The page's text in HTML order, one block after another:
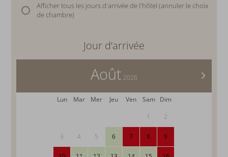
C$
N$
Afficher tous les jours d'arrivée de l'hôtel (annuler le choix
de chambre)
Jour d’arrivée
>
Août 2026
Lun Mar Mer Jeu Ven Sam
Dim
1
2
3 4 5 6 7 8 9